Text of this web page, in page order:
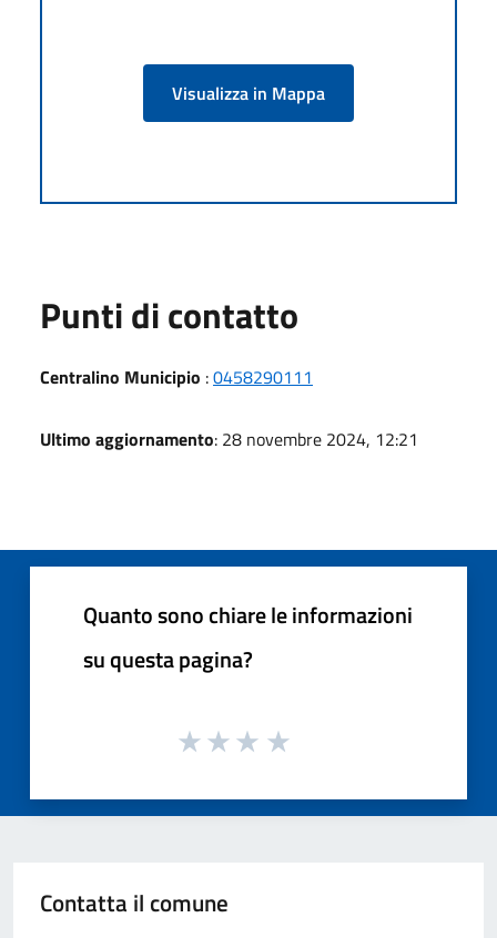
Visualizza in Mappa
Punti di contatto
Centralino Municipio :0458290111
Ultimo aggiornamento: 28 novembre 2024, 12:21
Quanto sono chiare le informazioni
su questa pagina?
Contatta il comune